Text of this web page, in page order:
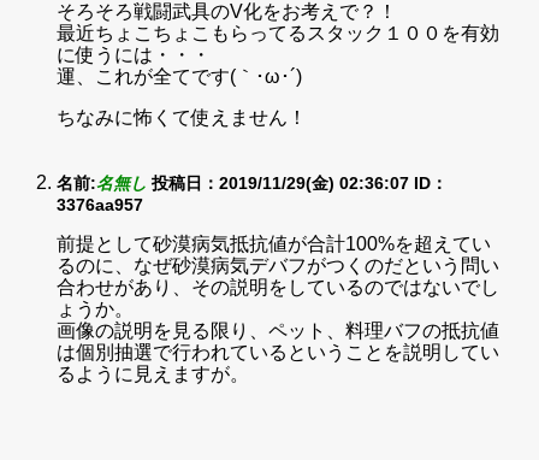
そろそろ戦闘武具のV化をお考えで？！
最近ちょこちょこもらってるスタック１００を有効
に使うには・・・
運、これが全てです(｀･ω･´)
ちなみに怖くて使えません！
名前:名無し 投稿日：2019/11/29(金) 02:36:07 ID：
3376aa957
前提として砂漠病気抵抗値が合計100%を超えてい
るのに、なぜ砂漠病気デバフがつくのだという問い
合わせがあり、その説明をしているのではないでし
ょうか。
画像の説明を見る限り、ペット、料理バフの抵抗値
は個別抽選で行われているということを説明してい
るように見えますが。